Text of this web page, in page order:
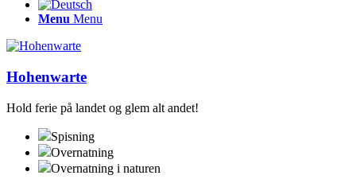
Menu Menu
Hohenwarte
Hold ferie på landet og glem alt andet!
Spisning
Overnatning
Overnatning i naturen